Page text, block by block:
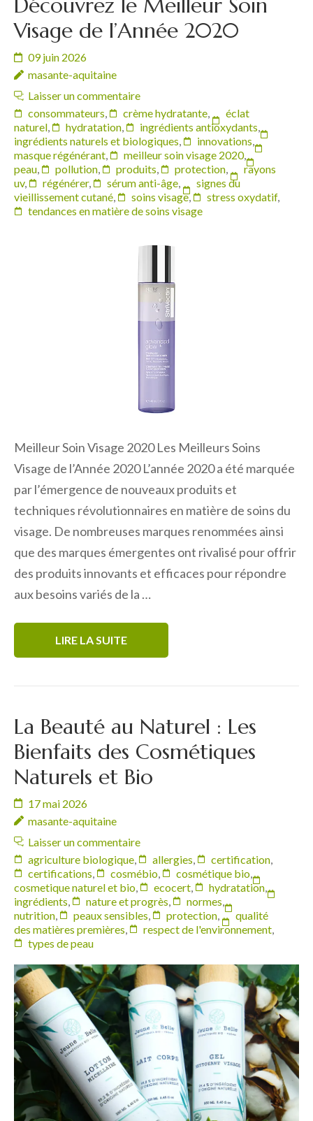
Découvrez le Meilleur Soin
Visage de l’Année 2020
09 juin 2026
masante-aquitaine
Laisser un commentaire
consommateurs, crème hydratante,
éclat
naturel, hydratation, ingrédients antioxydants,
ingrédients naturels et biologiques, innovations,
masque régénérant, meilleur soin visage 2020,
peau, pollution, produits, protection,
rayons
uv, régénérer, sérum anti-âge,
signes du
vieillissement cutané, soins visage, stress oxydatif,
tendances en matière de soins visage
Meilleur Soin Visage 2020 Les Meilleurs Soins
Visage de l’Année 2020 L’année 2020 a été marquée
par l’émergence de nouveaux produits et
techniques révolutionnaires en matière de soins du
visage. De nombreuses marques renommées ainsi
que des marques émergentes ont rivalisé pour offrir
des produits innovants et efficaces pour répondre
aux besoins variés de la …
LIRE LA SUITE
La Beauté au Naturel : Les
Bienfaits des Cosmétiques
Naturels et Bio
17 mai 2026
masante-aquitaine
Laisser un commentaire
agriculture biologique, allergies, certification,
certifications, cosmébio, cosmétique bio,
cosmetique naturel et bio, ecocert, hydratation,
ingrédients, nature et progrès, normes,
nutrition, peaux sensibles, protection,
qualité
des matières premières, respect de l'environnement,
types de peau